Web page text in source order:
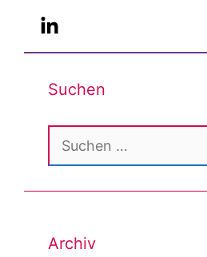
Suchen
Suchen
nach:
Archiv